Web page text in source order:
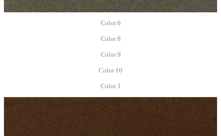
Color 6
Color 8
Color 9
Color 10
Color 1